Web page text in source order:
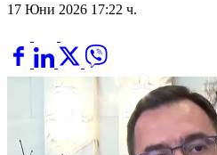
17 Юни 2026 17:22 ч.